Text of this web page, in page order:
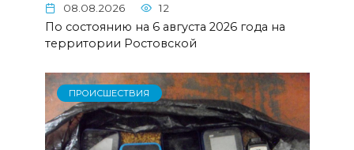
08.08.2026 12
По состоянию на 6 августа 2026 года на
территории Ростовской
ПРОИСШЕСТВИЯ